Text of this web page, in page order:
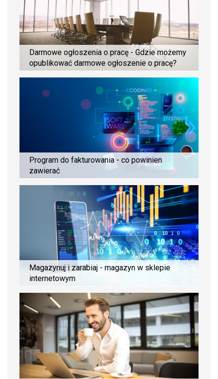
Darmowe ogłoszenia o pracę - Gdzie możemy
opublikować darmowe ogłoszenie o pracę?
Program do fakturowania - co powinien
zawierać
Magazynuj i zarabiaj - magazyn w sklepie
internetowym